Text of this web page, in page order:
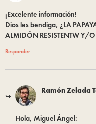
¡Excelente información!
Dios les bendiga, ¿LA
ALMIDÓN RESISTENTW Y/
Responder
Ramón Zelada
Hola, Miguel Ángel: